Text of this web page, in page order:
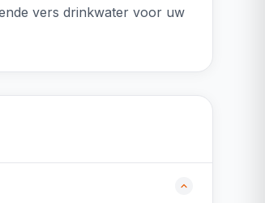
vers drinkwater voor uw